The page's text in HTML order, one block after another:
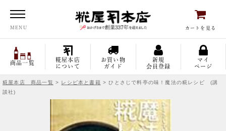
MENU カートを見る
商品一覧
糀屋本店
について
お買い物
ガイド
新規
会員登録
マイ
ページ
糀屋本店 商品一覧 > レシピ本と書籍 > ひとさじで料亭の味！魔法の糀レシピ (講
談社)